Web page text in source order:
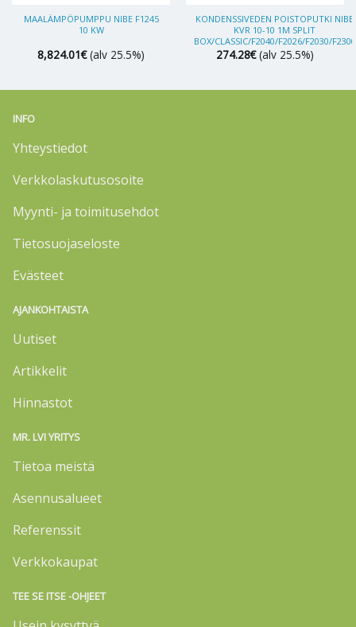
MAALÄMPÖPUMPPU NIBE F1245
10 KW
8,824.01€ (alv 25.5%)
KONDENSSIVEDEN POISTOPUTKI NIBE
KVR 10-10 1M SPLIT
BOX/CLASSIC/F2040/F2026/F2030/F2300
274.28€ (alv 25.5%)
INFO
Yhteystiedot
Verkkolaskutusosoite
Myynti- ja toimitusehdot
Tietosuojaseloste
Evästeet
AJANKOHTAISTA
Uutiset
Artikkelit
Hinnastot
MR. LVI YRITYS
Tietoa meistä
Asennusalueet
Referenssit
Verkkokaupat
TEE SE ITSE -OHJEET